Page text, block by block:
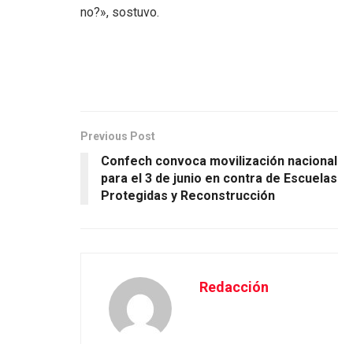
no?», sostuvo.
Previous Post
Confech convoca movilización nacional
para el 3 de junio en contra de Escuelas
Protegidas y Reconstrucción
Redacción